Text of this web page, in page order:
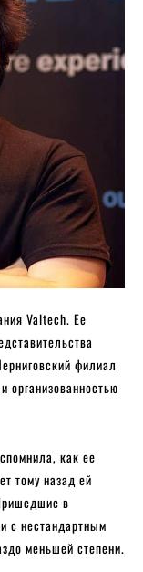
Valtech. Ее
филиал
организованностью
как ее
тому назад ей
в
с нестандартным
меньшей степени.